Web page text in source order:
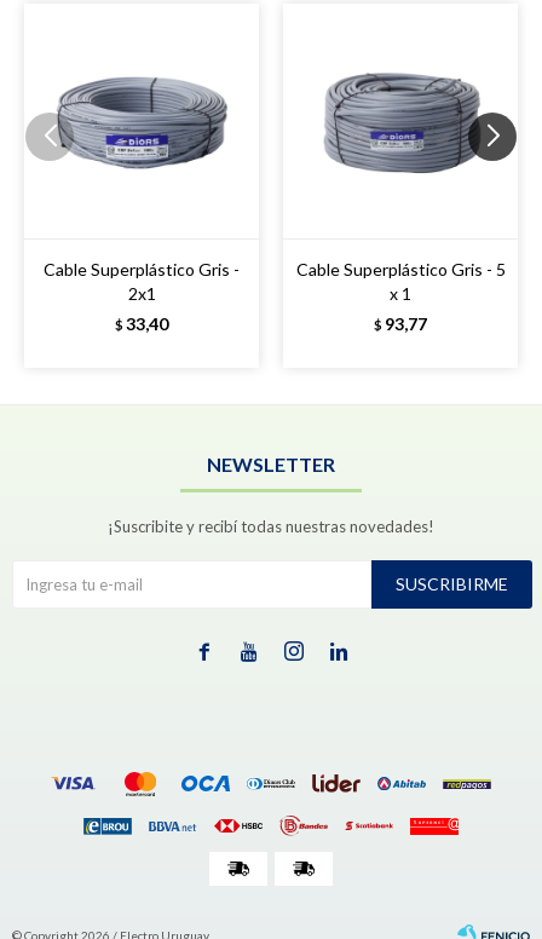
Cable Superplástico Gris -
2x1
$ 33,40
Cable Superplástico Gris - 5
x 1
$ 93,77
NEWSLETTER
¡Suscribite y recibí todas nuestras novedades!
SUSCRIBIRME
   
© Copyright 2026 / Electro Uruguay